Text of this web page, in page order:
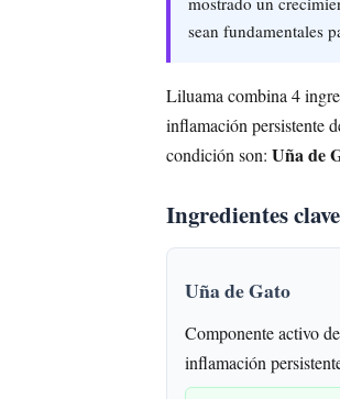
sean fundamentales
Liluama combina 4
inflamación persistente
condición son: Uña de
Ingredientes
Uña de Gato
Componente activo
inflamación